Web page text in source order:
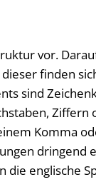
vor.
finden
sind
Ziffern
Komma
dringend
englische